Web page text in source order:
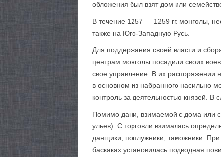
обложения был взят дом или
В течение 1257 — 1259 гг. монголы,
также на Юго-Западную Русь.
Для поддержания своей власти и
центрам монголы посадили своих
свое управление. В их распоряжении
в основном из набранного насильно
контроль за деятельностью князей. В
Помимо дани, взимаемой с дома или
ульев). С торговли взималась
данщики, поплужники, таможники. При
баскаках установилась подводная